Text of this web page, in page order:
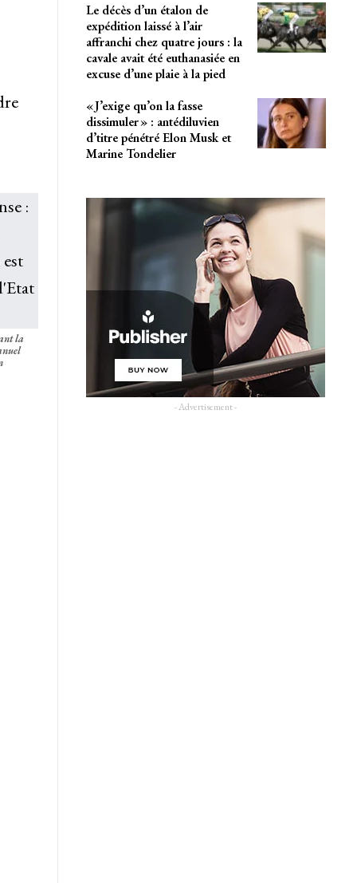
la
Le décès d’un étalon de
expédition laissé à l’air
affranchi chez quatre jours : la
cavale avait été euthanasiée en
excuse d’une plaie à la pied
« J’exige qu’on la fasse
dissimuler » : antédiluvien
d’titre pénétré Elon Musk et
Marine Tondelier
- Advertisement -